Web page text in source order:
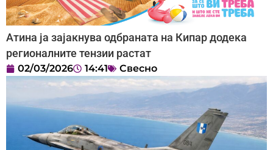
Атина ја зајакнува одбраната на Кипар додека
регионалните тензии растат
02/03/2026 14:41 Свесно